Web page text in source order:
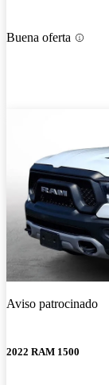
Buena oferta
Aviso patrocinado
2022 RAM 1500